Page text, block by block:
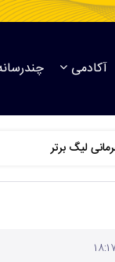
آکادمی